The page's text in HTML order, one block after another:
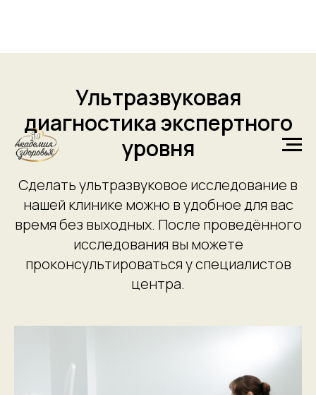
Ультразвуковая
диагностика экспертного
уровня
Сделать ультразвуковое исследование в
нашей клинике можно в удобное для вас
время без выходных. После проведённого
исследования вы можете
проконсультироваться у специалистов
центра.